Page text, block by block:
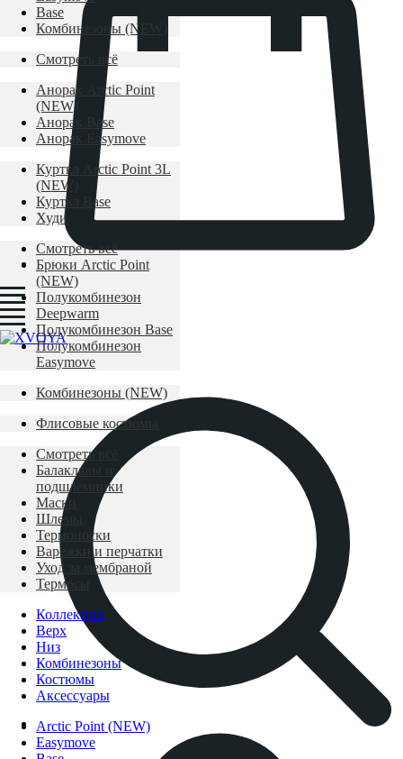
Base
Комбинезоны (NEW)
Смотреть всё
Анорак Arctic Point
(NEW)
Анорак Base
Анорак Easymove
Куртка Arctic Point 3L
(NEW)
Куртка Base
Худи
Смотреть всё
Брюки Arctic Point
(NEW)
Полукомбинезон
Deepwarm
Полукомбинезон Base
Полукомбинезон
Easymove
Комбинезоны (NEW)
Флисовые костюмы
Смотреть всё
Балаклавы и
подшлемники
Маски
Шлемы
Термоноски
Варежки и перчатки
Уход за мембраной
Термосы
Коллекции
Верх
Низ
Комбинезоны
Костюмы
Аксессуары
Arctic Point (NEW)
Easymove